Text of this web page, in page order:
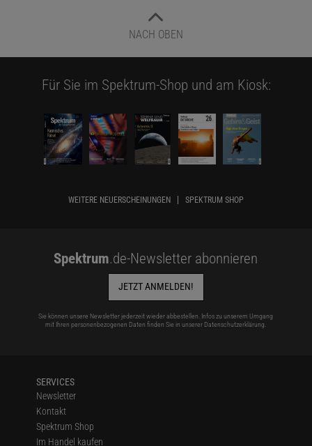
NACH OBEN
Für Sie im Spektrum-Shop und am Kiosk:
WEITERE NEUERSCHEINUNGEN SPEKTRUM SHOP
Spektrum.de-Newsletter abonnieren
JETZT ANMELDEN!
Sie können unsere Newsletter jederzeit wieder abbestellen. Infos zu unserem Umgang
mit Ihren personenbezogenen Daten finden Sie in unserer Datenschutzerklärung.
SERVICES
Newsletter
Kontakt
Spektrum Shop
Im Handel kaufen